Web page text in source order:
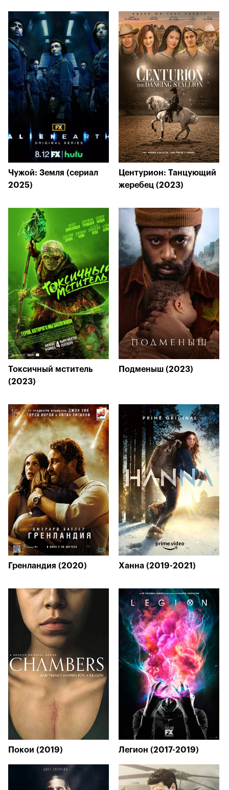
Чужой: Земля (сериал
2025)
Центурион: Танцующий
жеребец (2023)
Токсичный мститель
(2023)
Подменыш (2023)
Гренландия (2020) Ханна (2019-2021)
Покои (2019) Легион (2017-2019)